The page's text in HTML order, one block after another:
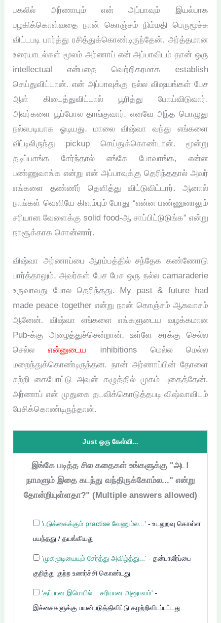
பகலில் அர்ணாபும் என் அப்பாவும் இயல்பாக
பழகிக்கொள்வதை நான் கொஞ்சம் நிம்மதி பெருமூச்சு
விட்டபடி பார்த்து ரசித்துக்கொண்டிருந்தேன். அர்த்தமான
உரையாடல்கள் மூலம் அர்ணாப் என் அப்பாவிடம் தான் ஒரு
intellectual என்பதை வெற்றிகரமாக establish
செய்துவிட்டான். என் அப்பாவுக்கு நல்ல விஷயங்கள் பேச
ஆள் கிடைத்துவிட்டால் பூரித்து போய்விடுவார்.
அவர்களை பூப்போல தாங்குவார். எனவே அந்த பொழுது
நல்லபடியாக ஓடியது. மாலை விஷ்வா வந்து எங்களை
வீட்டிலிருந்து pickup செய்துக்கொண்டான். மூன்று
தடிப்பசங்க சேர்ந்தால் எங்கே போவாங்க, என்ன
பண்ணுவாங்க என்று என் அப்பாவுக்கு தெரிந்ததால் அவர்
எங்களை தண்ணீர் தெளித்து விட்டுவிட்டார். ஆனால்
நாங்கள் வெளியே கிளம்பும் போது “என்ன பண்ணுனாலும்
சரியான வேளைக்கு solid food-ஆ சாப்பிட்டுடுங்க” என்று
நாசூக்காக சொன்னார்.
விஷ்வா அர்ணாப்பை ஆரம்பத்தில் சந்தேக கண்ணோடு
பார்த்தாலும், அவர்கள் பேச பேச ஒரு நல்ல camaraderie
உருவாவது போல தெரிந்தது. My past & future had
made peace together என்று நான் கொஞ்சம் ஆசுவாசம்
ஆனேன். விஷ்வா எங்களை எங்களுடைய வழக்கமான
Pub-க்கு அழைத்துச்சென்றான். உள்ளே சரக்கு செல்ல
செல்லஎன்னுடைய inhibitions மெல்ல மெல்ல
மறைந்துக்கொண்டிருந்தன. நான் அர்ணாப்பின் தோளை
சுற்றி கைபோட்டு அவன் கழுத்தில் முகம் புதைத்தேன்.
அர்ணாப் என் முதுகை தடவிக்கொடுத்தபடி விஷ்வாவிடம்
பேசிக்கொண்டிருந்தான்.
Just ஒரு கேள்வி...
இங்கே படித்த சில கதைகள் உங்களுக்கு "அட!
நாமளும் இதை கடந்து வந்திருக்கோம்ல..." என்று
தோன்றியுள்ளதா?" (Multiple answers allowed)
'படுக்கைக்கும் practise வேணும்ல...' - உடலுறவு கொள்ள
பயந்தது / தயங்கியது
'முகமூடியையும் சேர்த்து அவிழ்த்து...' - தன்பாலீர்ப்பை
குறித்து குற்ற உணர்ச்சி கொண்டது
'தப்பான இமெயில்... சரியான அனுபவம்' -
இச்சைகளுக்கு பயன்படுத்திவிட்டு கழற்றிவிடப்பட்டது